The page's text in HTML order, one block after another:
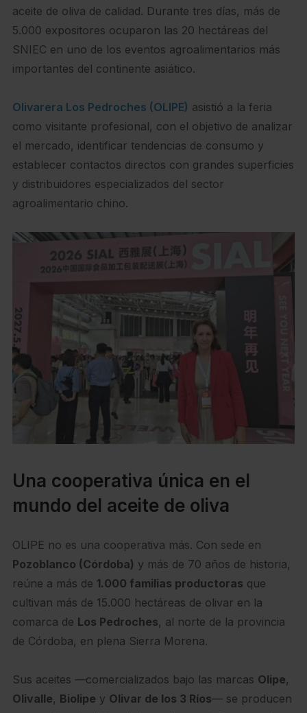
aceite de oliva de calidad. Durante tres días, más de
5.000 expositores ocuparon las 20 hectáreas del
SNIEC en uno de los eventos agroalimentarios más
importantes del continente asiático.
Olivarera Los Pedroches (OLIPE) asistió a la feria
como visitante profesional, con el objetivo de analizar
el mercado, identificar tendencias de consumo y
establecer contactos directos con grandes superficies
y distribuidores especializados del sector
agroalimentario chino.
Una cooperativa única en el
mundo del aceite de oliva
OLIPE no es una cooperativa más. Con sede en
Pozoblanco (Córdoba) y más de 70 años de historia,
reúne a más de 1.000 familias productoras que
cultivan más de 15.000 hectáreas de olivar en la
comarca de Los Pedroches, al norte de la provincia
de Córdoba, en plena Sierra Morena.
Sus aceites —comercializados bajo las marcas Olipe,
Olivalle, Biolipe y Olivar de los 3 Ríos— se producen